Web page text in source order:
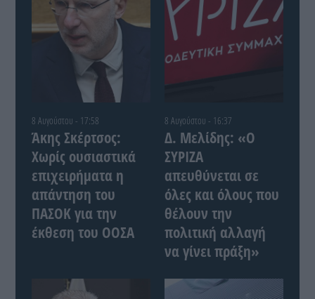
8 Αυγούστου - 17:58
Άκης Σκέρτσος:
Χωρίς ουσιαστικά
επιχειρήματα η
απάντηση του
ΠΑΣΟΚ για την
έκθεση του ΟΟΣΑ
8 Αυγούστου - 16:37
Δ. Μελίδης: «Ο
ΣΥΡΙΖΑ
απευθύνεται σε
όλες και όλους που
θέλουν την
πολιτική αλλαγή
να γίνει πράξη»